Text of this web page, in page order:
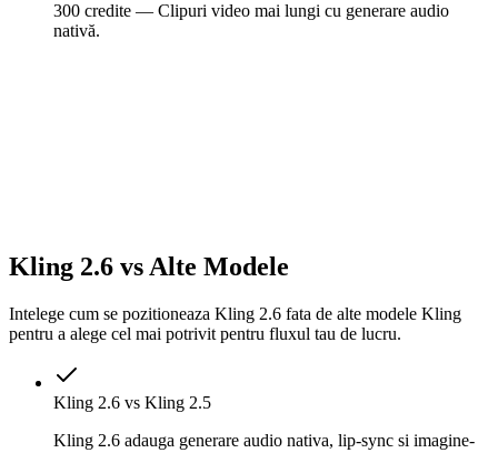
300 credite — Clipuri video mai lungi cu generare audio
nativă.
Kling 2.6 vs Alte Modele
Intelege cum se pozitioneaza Kling 2.6 fata de alte modele Kling
pentru a alege cel mai potrivit pentru fluxul tau de lucru.
Kling 2.6 vs Kling 2.5
Kling 2.6 adauga generare audio nativa, lip-sync si imagine-